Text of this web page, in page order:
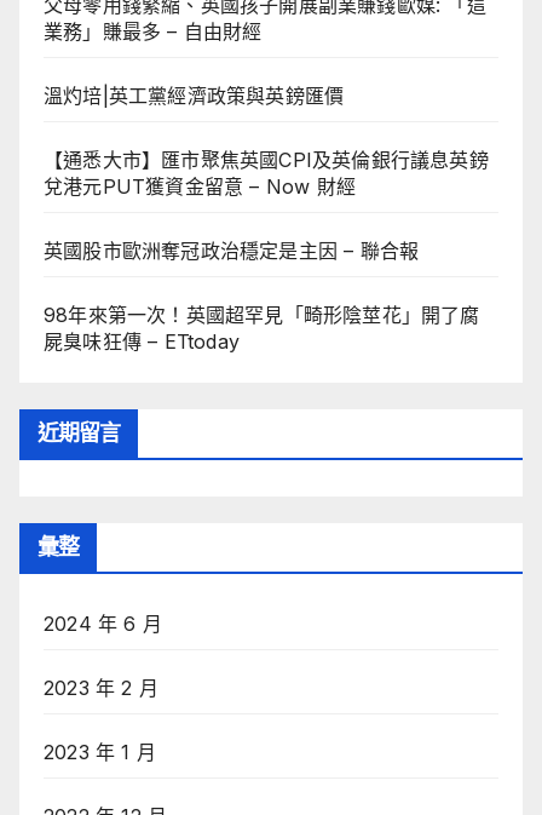
父母零用錢緊縮、英國孩子開展副業賺錢歐媒: 「這
業務」賺最多 – 自由財經
溫灼培|英工黨經濟政策與英鎊匯價
【通悉大市】匯市聚焦英國CPI及英倫銀行議息英鎊
兌港元PUT獲資金留意 – Now 財經
英國股市歐洲奪冠政治穩定是主因 – 聯合報
98年來第一次！英國超罕見「畸形陰莖花」開了腐
屍臭味狂傳 – ETtoday
近期留言
彙整
2024 年 6 月
2023 年 2 月
2023 年 1 月